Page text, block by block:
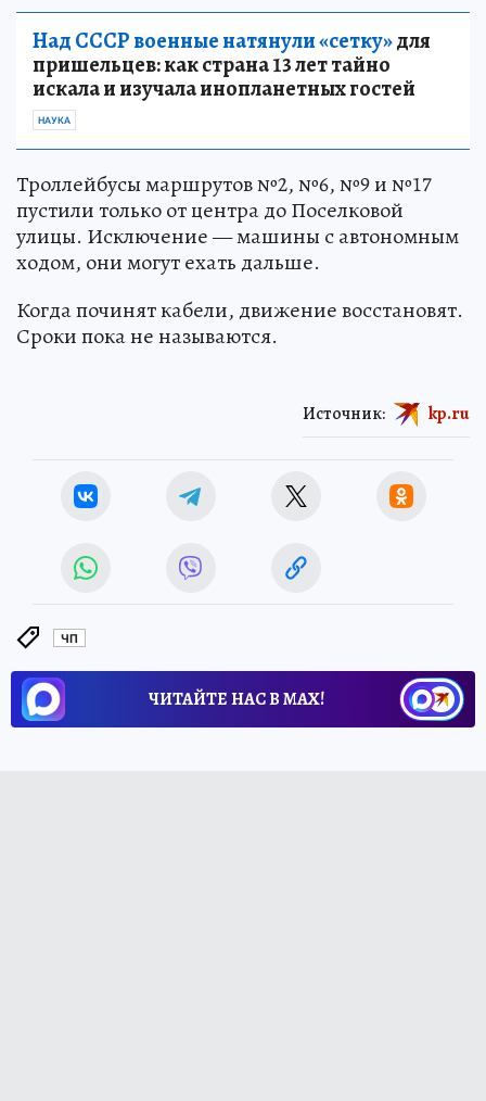
Над СССР военные натянули «сетку»для
пришельцев: как страна 13 лет тайно
искала и изучала инопланетных гостей
НАУКА
Троллейбусы маршрутов №2, №6, №9 и №17
пустили только от центра до Поселковой
улицы. Исключение — машины с автономным
ходом, они могут ехать дальше.
Когда починят кабели, движение восстановят.
Сроки пока не называются.
Источник: kp.ru
ЧП
ЧИТАЙТЕ НАС В МАХ!